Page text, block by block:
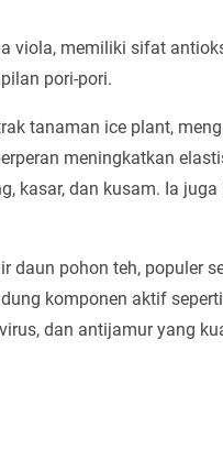
viola, memiliki sifat
pori-pori.
tanaman ice plant,
meningkatkan
kasar, dan kusam. Ia
daun pohon teh, populer
komponen aktif
dan antijamur yang